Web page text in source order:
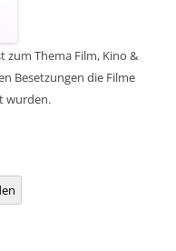
zum Thema Film, Kino &
Besetzungen die Filme
wurden.